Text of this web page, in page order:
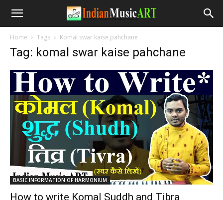
Home Tags Komal swar kaise pahchane
Tag: komal swar kaise pahchane
BASIC INFORMATION OF HARMONIUM
How to write Komal Suddh and Tibra